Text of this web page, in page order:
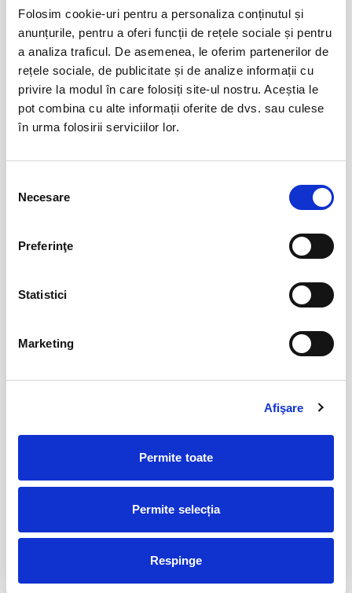
Folosim cookie-uri pentru a personaliza conținutul și
anunțurile, pentru a oferi funcții de rețele sociale și pentru
a analiza traficul. De asemenea, le oferim partenerilor de
rețele sociale, de publicitate și de analize informații cu
privire la modul în care folosiți site-ul nostru. Aceștia le
pot combina cu alte informații oferite de dvs. sau culese
în urma folosirii serviciilor lor.
consimțământului
Necesare
Preferinţe
Statistici
Marketing
Afişare
Permite toate
Permite selecția
Respinge
VIYAF VIRTUOSI - MARILE CONCERTE
PENTRU PIAN II
12
Csíki Jazz - International Jazz
Festival
23
aug
17
sept
Deschiderea Stagiunii - Filarmonica Pitesti
BILETE
MOARTEA LA TEATRUL DE REVISTĂ
Cluj-Napoca